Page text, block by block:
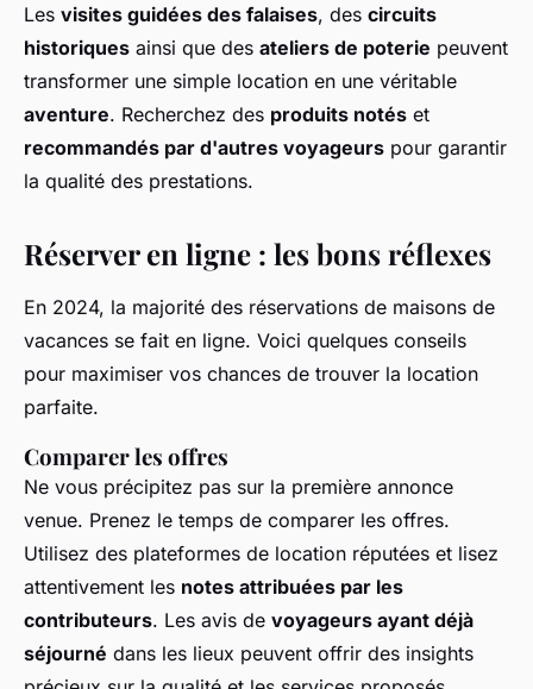
Les visites guidées des falaises, des circuits
historiques ainsi que des ateliers de poterie peuvent
transformer une simple location en une véritable
aventure. Recherchez des produits notés et
recommandés par d'autres voyageurs pour garantir
la qualité des prestations.
Réserver en ligne : les bons réflexes
En 2024, la majorité des réservations de maisons de
vacances se fait en ligne. Voici quelques conseils
pour maximiser vos chances de trouver la location
parfaite.
Comparer les offres
Ne vous précipitez pas sur la première annonce
venue. Prenez le temps de comparer les offres.
Utilisez des plateformes de location réputées et lisez
attentivement les notes attribuées par les
contributeurs. Les avis de voyageurs ayant déjà
séjourné dans les lieux peuvent offrir des insights